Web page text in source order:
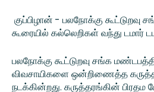
குப்பிழான் - பலநோக்கு கூட்டுறவு
கூரையில் கல்லெறிகள் வந்து டமார்
பலநோக்கு கூட்டுறவு சங்க
விவசாயிகளை ஒன்றிணைத்த
நடக்கின்றது. கருத்தரங்கின் பிரதம